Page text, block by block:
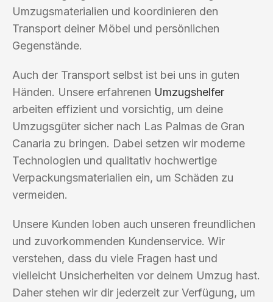
Umzugsmaterialien und koordinieren den
Transport deiner Möbel und persönlichen
Gegenstände.
Auch der Transport selbst ist bei uns in guten
Händen. Unsere erfahrenen Umzugshelfer
arbeiten effizient und vorsichtig, um deine
Umzugsgüter sicher nach Las Palmas de Gran
Canaria zu bringen. Dabei setzen wir moderne
Technologien und qualitativ hochwertige
Verpackungsmaterialien ein, um Schäden zu
vermeiden.
Unsere Kunden loben auch unseren freundlichen
und zuvorkommenden Kundenservice. Wir
verstehen, dass du viele Fragen hast und
vielleicht Unsicherheiten vor deinem Umzug hast.
Daher stehen wir dir jederzeit zur Verfügung, um